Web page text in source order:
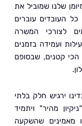
שמוביל את
עוברים
המשרה
בזמנים
שבסופם
חלק בלתי
ויתמיד
שהשקעה